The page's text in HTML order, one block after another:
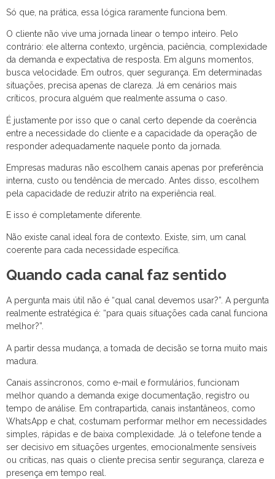
Só que, na prática, essa lógica raramente funciona bem.
O cliente não vive uma jornada linear o tempo inteiro. Pelo
contrário: ele alterna contexto, urgência, paciência, complexidade
da demanda e expectativa de resposta. Em alguns momentos,
busca velocidade. Em outros, quer segurança. Em determinadas
situações, precisa apenas de clareza. Já em cenários mais
críticos, procura alguém que realmente assuma o caso.
É justamente por isso que o canal certo depende da coerência
entre a necessidade do cliente e a capacidade da operação de
responder adequadamente naquele ponto da jornada.
Empresas maduras não escolhem canais apenas por preferência
interna, custo ou tendência de mercado. Antes disso, escolhem
pela capacidade de reduzir atrito na experiência real.
E isso é completamente diferente.
Não existe canal ideal fora de contexto. Existe, sim, um canal
coerente para cada necessidade específica.
Quando cada canal faz sentido
A pergunta mais útil não é “qual canal devemos usar?”. A pergunta
realmente estratégica é: “para quais situações cada canal funciona
melhor?”.
A partir dessa mudança, a tomada de decisão se torna muito mais
madura.
Canais assíncronos, como e-mail e formulários, funcionam
melhor quando a demanda exige documentação, registro ou
tempo de análise. Em contrapartida, canais instantâneos, como
WhatsApp e chat, costumam performar melhor em necessidades
simples, rápidas e de baixa complexidade. Já o telefone tende a
ser decisivo em situações urgentes, emocionalmente sensíveis
ou críticas, nas quais o cliente precisa sentir segurança, clareza e
presença em tempo real.